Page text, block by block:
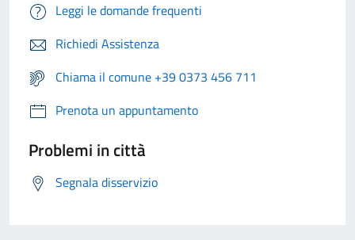
Leggi le domande frequenti
Richiedi Assistenza
Chiama il comune +39 0373 456 711
Prenota un appuntamento
Problemi in città
Segnala disservizio